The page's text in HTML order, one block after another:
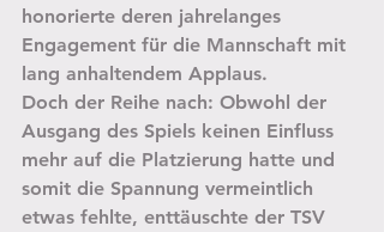
honorierte deren jahrelanges
Engagement für die Mannschaft mit
lang anhaltendem Applaus.
Doch der Reihe nach: Obwohl der
Ausgang des Spiels keinen Einfluss
mehr auf die Platzierung hatte und
somit die Spannung vermeintlich
etwas fehlte, enttäuschte der TSV